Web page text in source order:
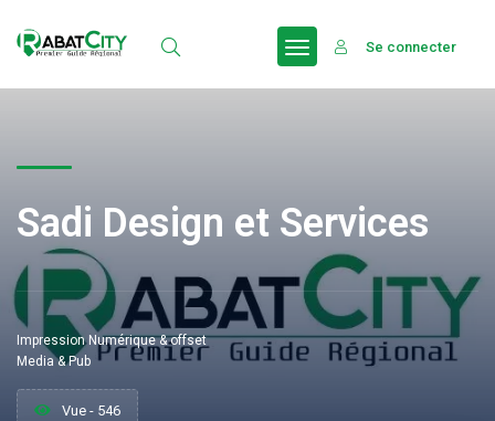
Se connecter
Sadi Design et Services
Impression Numérique & offset
Media & Pub
Vue - 546